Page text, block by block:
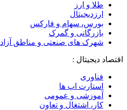
طلا و ارز
ارزدیجیتال
بورس، سهام و فارکس
بازرگانی و گمرک
شهرک های صنعتی و مناطق آزاد
اقتصاد دیجیتال :
فناوری
استارت اپ ها
آموزشی و عمومی
کار، اشتغال و تعاون